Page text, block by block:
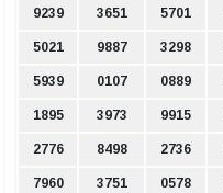
9239 3651 5701
5021 9887 3298
5939 0107 0889
1895 3973 9915
2776 8498 2736
7960 3751 0578